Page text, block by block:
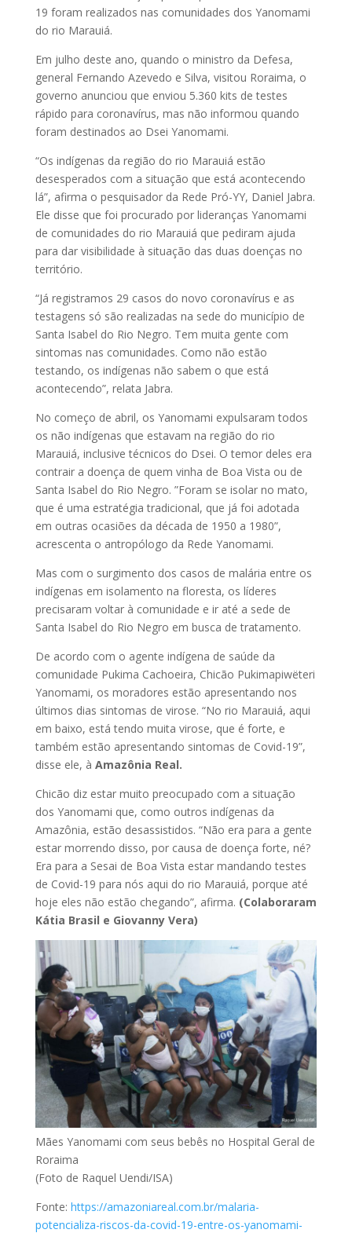
19 foram realizados nas comunidades dos Yanomami
do rio Marauiá.
Em julho deste ano, quando o ministro da Defesa,
general Fernando Azevedo e Silva, visitou Roraima, o
governo anunciou que enviou 5.360 kits de testes
rápido para coronavírus, mas não informou quando
foram destinados ao Dsei Yanomami.
“Os indígenas da região do rio Marauiá estão
desesperados com a situação que está acontecendo
lá”, afirma o pesquisador da Rede Pró-YY, Daniel Jabra.
Ele disse que foi procurado por lideranças Yanomami
de comunidades do rio Marauiá que pediram ajuda
para dar visibilidade à situação das duas doenças no
território.
“Já registramos 29 casos do novo coronavírus e as
testagens só são realizadas na sede do município de
Santa Isabel do Rio Negro. Tem muita gente com
sintomas nas comunidades. Como não estão
testando, os indígenas não sabem o que está
acontecendo”, relata Jabra.
No começo de abril, os Yanomami expulsaram todos
os não indígenas que estavam na região do rio
Marauiá, inclusive técnicos do Dsei. O temor deles era
contrair a doença de quem vinha de Boa Vista ou de
Santa Isabel do Rio Negro. ”Foram se isolar no mato,
que é uma estratégia tradicional, que já foi adotada
em outras ocasiões da década de 1950 a 1980”,
acrescenta o antropólogo da Rede Yanomami.
Mas com o surgimento dos casos de malária entre os
indígenas em isolamento na floresta, os líderes
precisaram voltar à comunidade e ir até a sede de
Santa Isabel do Rio Negro em busca de tratamento.
De acordo com o agente indígena de saúde da
comunidade Pukima Cachoeira, Chicão Pukimapiwëteri
Yanomami, os moradores estão apresentando nos
últimos dias sintomas de virose. “No rio Marauiá, aqui
em baixo, está tendo muita virose, que é forte, e
também estão apresentando sintomas de Covid-19”,
disse ele, à Amazônia Real.
Chicão diz estar muito preocupado com a situação
dos Yanomami que, como outros indígenas da
Amazônia, estão desassistidos. “Não era para a gente
estar morrendo disso, por causa de doença forte, né?
Era para a Sesai de Boa Vista estar mandando testes
de Covid-19 para nós aqui do rio Marauiá, porque até
hoje eles não estão chegando”, afirma. (Colaboraram
Kátia Brasil e Giovanny Vera)
Mães Yanomami com seus bebês no Hospital Geral de
Roraima
(Foto de Raquel Uendi/ISA)
Fonte: https://amazoniareal.com.br/malaria-
potencializa-riscos-da-covid-19-entre-os-yanomami-